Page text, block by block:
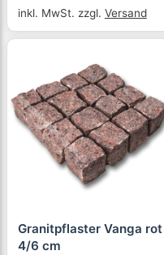
inkl. MwSt. zzgl. Versand
Granitpflaster Vanga rot
4/6 cm